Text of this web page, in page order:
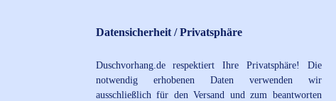
Datensicherheit / Privatsphäre
Duschvorhang.de respektiert Ihre Privatsphäre! Die
notwendig erhobenen Daten verwenden wir
ausschließlich für den Versand und zum beantworten